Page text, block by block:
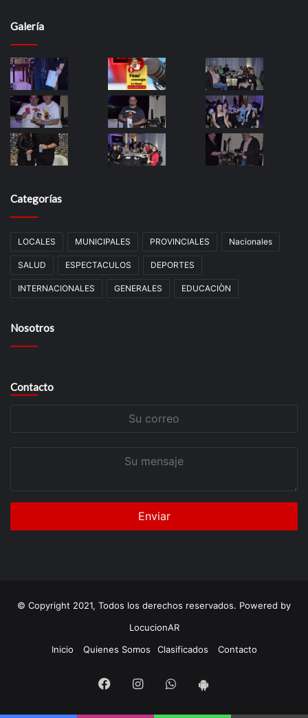
Galería
Categorías
LOCALES MUNICIPALES PROVINCIALES Nacionales
SALUD ESPECTACULOS DEPORTES
INTERNACIONALES GENERALES EDUCACIÒN
Nosotros
Contacto
© Copyright 2021, Todos los derechos reservados. Powered by
LocucionAR
Inicio
Quienes Somos Clasificados Contacto
FacebookInstagramWhatsapp